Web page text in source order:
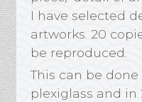
I have selected
artworks. 20
be reproduced.
This can be
plexiglass and in